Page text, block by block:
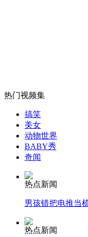
女孩北京地铁殴
无痛分娩是否安
外交部：有关国
热门视频集
搞笑
美女
动物世界
BABY秀
奇闻
热点新闻
男孩错把电推当
热点新闻